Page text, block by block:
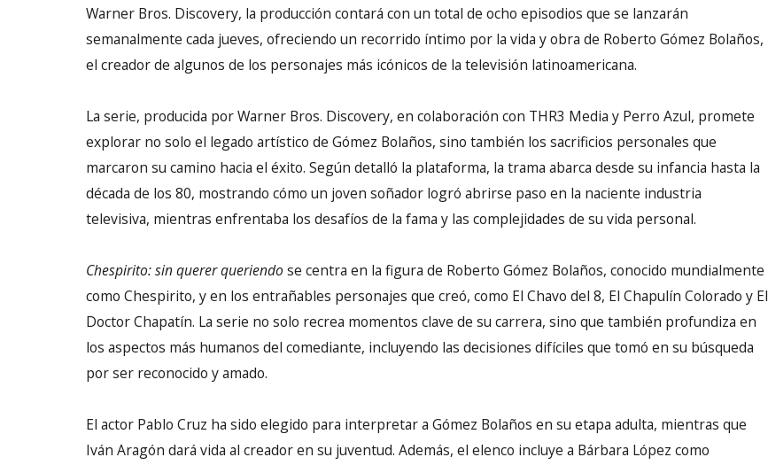
Warner Bros. Discovery, la producción contará con un total de ocho episodios que se lanzarán
semanalmente cada jueves, ofreciendo un recorrido íntimo por la vida y obra de Roberto Gómez Bolaños,
el creador de algunos de los personajes más icónicos de la televisión latinoamericana.
La serie, producida por Warner Bros. Discovery, en colaboración con THR3 Media y Perro Azul, promete
explorar no solo el legado artístico de Gómez Bolaños, sino también los sacrificios personales que
marcaron su camino hacia el éxito. Según detalló la plataforma, la trama abarca desde su infancia hasta la
década de los 80, mostrando cómo un joven soñador logró abrirse paso en la naciente industria
televisiva, mientras enfrentaba los desafíos de la fama y las complejidades de su vida personal.
Chespirito: sin querer queriendo se centra en la figura de Roberto Gómez Bolaños, conocido mundialmente
como Chespirito, y en los entrañables personajes que creó, como El Chavo del 8, El Chapulín Colorado y El
Doctor Chapatín. La serie no solo recrea momentos clave de su carrera, sino que también profundiza en
los aspectos más humanos del comediante, incluyendo las decisiones difíciles que tomó en su búsqueda
por ser reconocido y amado.
El actor Pablo Cruz ha sido elegido para interpretar a Gómez Bolaños en su etapa adulta, mientras que
Iván Aragón dará vida al creador en su juventud. Además, el elenco incluye a Bárbara López como